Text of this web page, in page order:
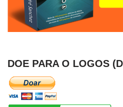
DOE PARA O LOGOS